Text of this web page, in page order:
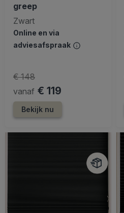
greep
Zwart
Online en via
adviesafspraak
vanaf € 119
€ 148
Bekijk nu